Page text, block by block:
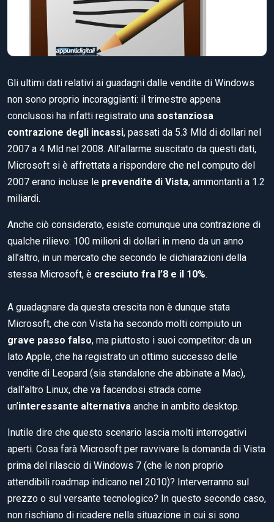
Gli ultimi dati relativi ai guadagni dalle vendite di Windows
non sono proprio incoraggianti: il trimestre appena
conclusosi ha infatti registrato una sostanziosa
contrazione degli incassi, passati da 5.3 Mld di dollari nel
2007 a 4 Mld nel 2008. All’allarme suscitato da questi dati,
Microsoft si è affrettata a rispondere che nel computo del
2007 erano incluse le prevendite di Vista, ammontanti a 1.2
miliardi.
Anche ciò considerato, esiste comunque una contrazione di
qualche rilievo: 100 milioni di dollari in meno da un anno
all’altro, in un mercato che secondo le dichiarazioni della
stessa Microsoft, è cresciuto fra l’8 e il 10%.
A guadagnare da questa crescita non è dunque stata
Microsoft, che con Vista ha secondo molti compiuto un
grave passo falso, ma piuttosto i suoi competitor: da un
lato Apple, che ha registrato un ottimo successo delle
vendite di Leopard (sia standalone che abbinate a Mac),
dall’altro Linux, che va facendosi strada come
un’interessante alternativa anche in ambito desktop.
Inutile dire che questo scenario lascia molti interrogativi
aperti. Cosa farà Microsoft per ravvivare la domanda di Vista
prima del rilascio di Windows 7 (che le non proprio
attendibili roadmap indicano nel 2010)? Interverranno sul
prezzo o sul versante tecnologico? In questo secondo caso,
non rischiano di ricadere nella situazione in cui si sono